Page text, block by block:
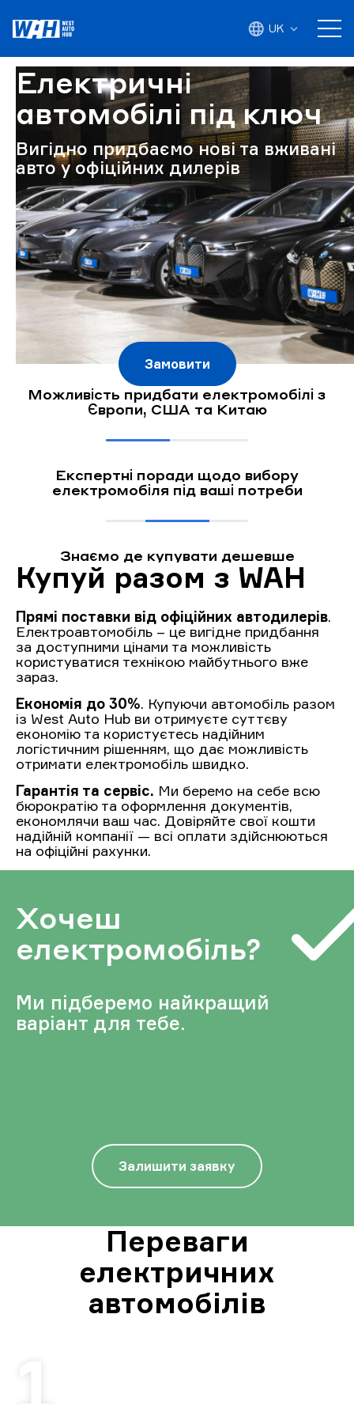
UK
Електричні
автомобілі під ключ
Вигідно придбаємо нові та вживані
авто у офіційних дилерів
Замовити
Можливість придбати електромобілі з
Європи, США та Китаю
Експертні поради щодо вибору
електромобіля під ваші потреби
Знаємо де купувати дешевше
Купуй разом з WAH
Прямі поставки від офіційних автодилерів.
Електроавтомобіль – це вигідне придбання
за доступними цінами та можливість
користуватися технікою майбутнього вже
зараз.
Економія до 30%. Купуючи автомобіль разом
із West Auto Hub ви отримуєте суттєву
економію та користуєтесь надійним
логістичним рішенням, що дає можливість
отримати електромобіль швидко.
Гарантія та сервіс. Ми беремо на себе всю
бюрократію та оформлення документів,
економлячи ваш час. Довіряйте свої кошти
надійній компанії — всі оплати здійснюються
на офіційні рахунки.
Хочеш
електромобіль?
Ми підберемо найкращий
варіант для тебе.
Залишити заявку
Переваги
електричних
автомобілів